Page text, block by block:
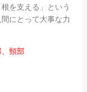
を支える」という
にとって大事な力
頸部